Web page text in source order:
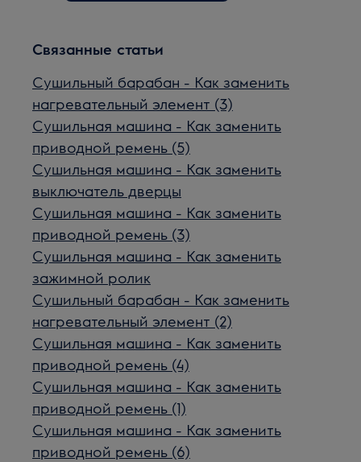
Связанные статьи
Сушильный барабан - Как заменить
нагревательный элемент (3)
Сушильная машина - Как заменить
приводной ремень (5)
Сушильная машина - Как заменить
выключатель дверцы
Сушильная машина - Как заменить
приводной ремень (3)
Сушильная машина - Как заменить
зажимной ролик
Сушильный барабан - Как заменить
нагревательный элемент (2)
Сушильная машина - Как заменить
приводной ремень (4)
Сушильная машина - Как заменить
приводной ремень (1)
Сушильная машина - Как заменить
приводной ремень (6)